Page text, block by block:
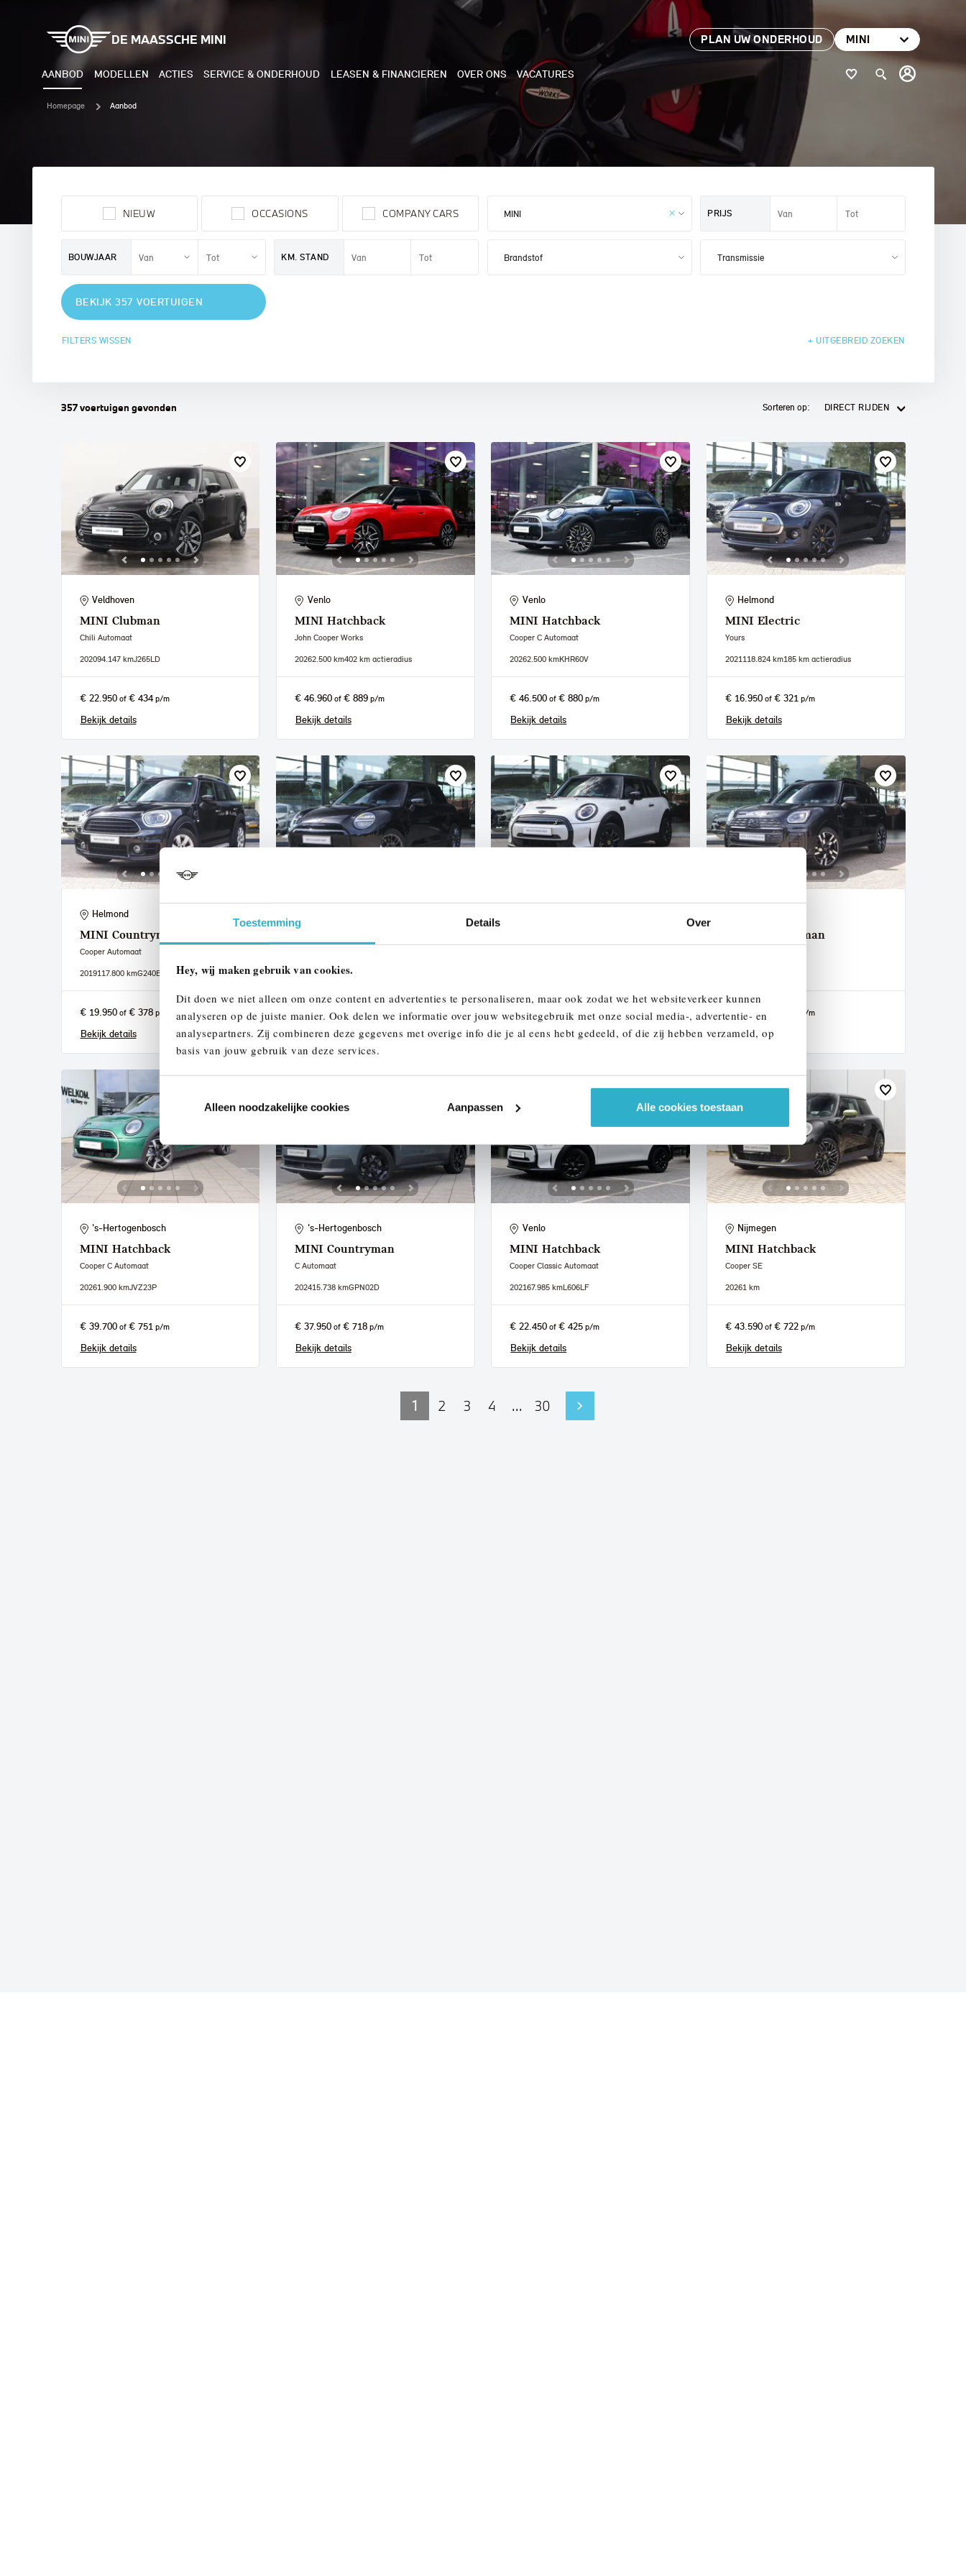
Toestemming Details Over
Hey, wij maken gebruik van cookies.
Dit doen we niet alleen om onze content en advertenties te personaliseren, maar ook zodat we het websiteverkeer kunnen
analyseren op de juiste manier. Ook delen we informatie over jouw websitegebruik met onze social media-, advertentie- en
analysepartners. Zij combineren deze gegevens met overige info die je al eens hebt gedeeld, of die zij hebben verzameld, op
basis van jouw gebruik van deze services.
Alleen noodzakelijke cookies Aanpassen Alle cookies toestaan
DE MAASSCHE MINI PLAN UW ONDERHOUD MINI
AANBOD MODELLEN
MINI ACEMAN ELECTRIC
MINI COUNTRYMAN ELECTRIC
JOHN COOPER WORKS
ELECTRIC
MINI COOPER CABRIO
MINI COOPER 5-DEURS
ACTIES SERVICE & ONDERHOUD LEASEN & FINANCIEREN OVER ONS VACATURES
Homepage Aanbod
NIEUW OCCASIONS COMPANY CARS PRIJS
BOUWJAAR KM. STAND
BEKIJK 357 VOERTUIGEN
FILTERS WISSEN + UITGEBREID ZOEKEN
357voertuigen gevonden Sorteren op: DIRECT RIJDEN
Veldhoven
MINI Clubman
Chili Automaat
202094.147 kmJ265LD
€ 22.950of € 434p/m
Bekijk details
Venlo
MINI Hatchback
John Cooper Works
20262.500 km402 km actieradius
€ 46.960of € 889p/m
Bekijk details
Venlo
MINI Hatchback
Cooper C Automaat
20262.500 kmKHR60V
€ 46.500 of€ 880 p/m
Bekijk details
Helmond
MINI Electric
Yours
2021118.824 km185 km actieradius
€ 16.950of € 321p/m
Bekijk details
Helmond
MINI Countryman
Cooper Automaat
2019117.800 kmG240BG
€ 19.950of € 378p/m
Bekijk details
2026 1.137 km305 km actieradius
€ 29.950of € 567p/m
Bekijk details
€ 17.950of€ 340p/m
Bekijk details
Countryman
€ 51.390of p/m
Bekijk details
's-Hertogenbosch
MINI Hatchback
Cooper C Automaat
20261.900 kmJVZ23P
€ 39.700of € 751p/m
Bekijk details
's-Hertogenbosch
MINI Countryman
C Automaat
202415.738 kmGPN02D
€ 37.950of € 718p/m
Bekijk details
Venlo
MINI Hatchback
Cooper Classic Automaat
202167.985 kmL606LF
€ 22.450 of€ 425 p/m
Bekijk details
Nijmegen
MINI Hatchback
Cooper SE
20261 km
€ 43.590of € 722p/m
Bekijk details
1 2 3 4 ... 30